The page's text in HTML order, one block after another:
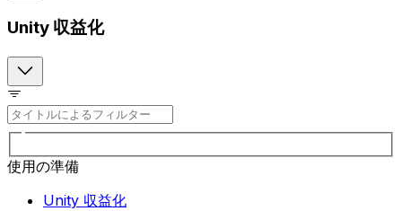
Unity 収益化
使用の準備
Unity 収益化